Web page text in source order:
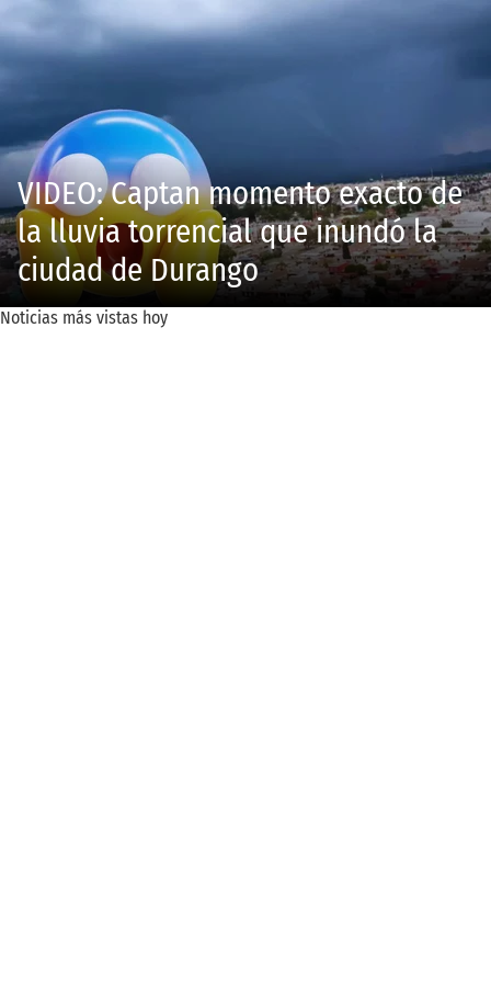
VIDEO: Captan momento exacto de
la lluvia torrencial que inundó la
ciudad de Durango
Noticias más vistas hoy